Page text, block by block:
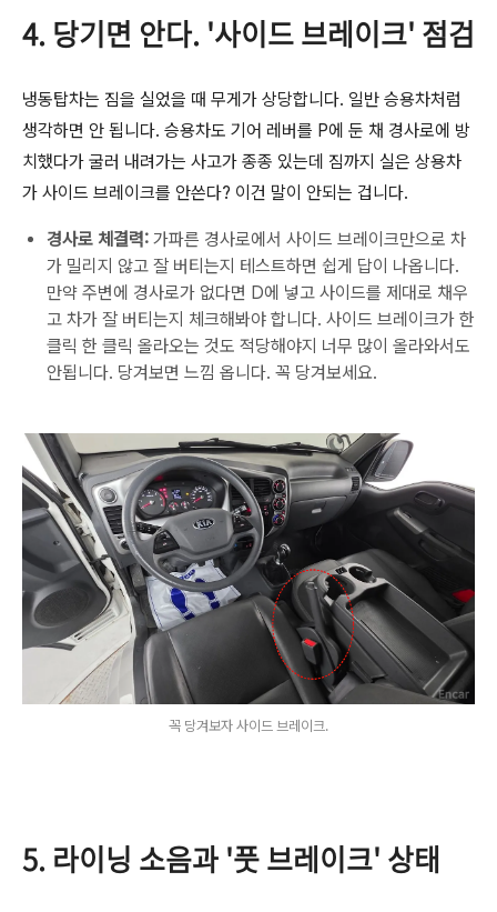
4. 당기면 안다. '사이드 브레이크' 점검
냉동탑차는 짐을 실었을 때 무게가 상당합니다. 일반 승용차처럼
생각하면 안 됩니다. 승용차도 기어 레버를 P에 둔 채 경사로에 방
치했다가 굴러 내려가는 사고가 종종 있는데 짐까지 실은 상용차
가 사이드 브레이크를 안쓴다? 이건 말이 안되는 겁니다.
경사로 체결력: 가파른 경사로에서 사이드 브레이크만으로 차
가 밀리지 않고 잘 버티는지 테스트하면 쉽게 답이 나옵니다.
만약 주변에 경사로가 없다면 D에 넣고 사이드를 제대로 채우
고 차가 잘 버티는지 체크해봐야 합니다. 사이드 브레이크가 한
클릭 한 클릭 올라오는 것도 적당해야지 너무 많이 올라와서도
안됩니다. 당겨보면 느낌 옵니다. 꼭 당겨보세요.
꼭 당겨보자 사이드 브레이크.
5. 라이닝 소음과 '풋 브레이크' 상태